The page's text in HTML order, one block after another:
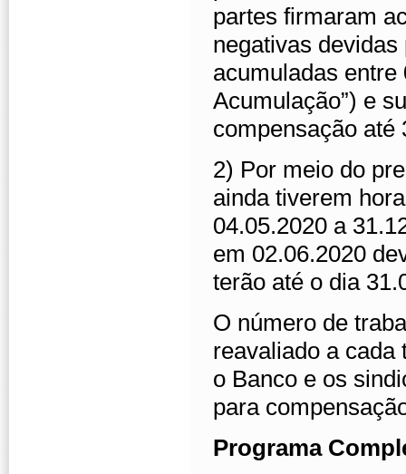
partes firmaram
negativas
acumuladas entre
Acumulação”) e
compensação até
2) Por meio do
ainda tiverem
04.05.2020 a
em 02.06.2020
terão até o dia
O número de
reavaliado a cada
o Banco e os
para
Programa